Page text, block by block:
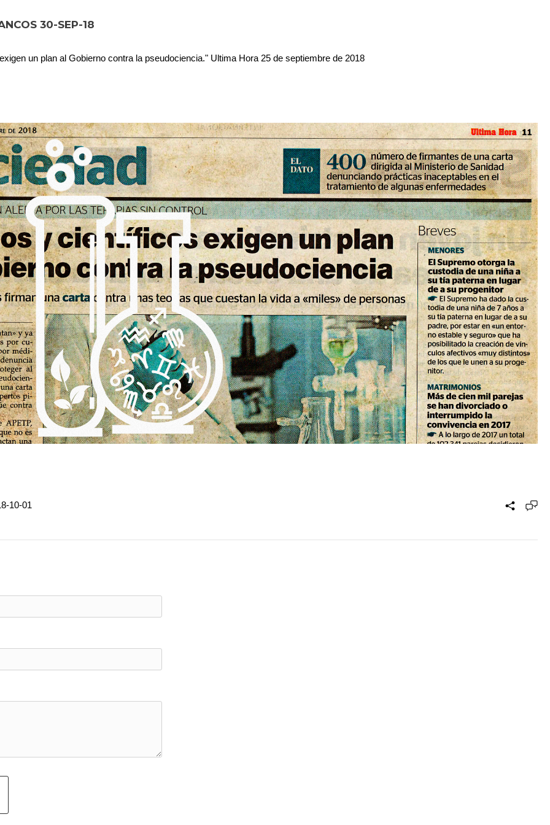
30-SEP-18
un plan al Gobierno contra la pseudociencia." Ultima Hora 25 de septiembre de 2018
10-01